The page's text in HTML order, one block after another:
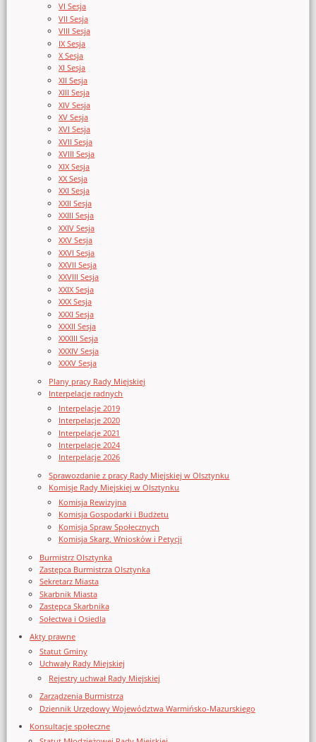
VI Sesja
VII Sesja
VIII Sesja
IX Sesja
X Sesja
XI Sesja
XII Sesja
XIII Sesja
XIV Sesja
XV Sesja
XVI Sesja
XVII Sesja
XVIII Sesja
XIX Sesja
XX Sesja
XXI Sesja
XXII Sesja
XXIII Sesja
XXIV Sesja
XXV Sesja
XXVI Sesja
XXVII Sesja
XXVIII Sesja
XXIX Sesja
XXX Sesja
XXXI Sesja
XXXII Sesja
XXXIII Sesja
XXXIV Sesja
XXXV Sesja
Plany pracy Rady Miejskiej
Interpelacje radnych
Interpelacje 2019
Interpelacje 2020
Interpelacje 2021
Interpelacje 2024
Interpelacje 2026
Sprawozdanie z pracy Rady Miejskiej w Olsztynku
Komisje Rady Miejskiej w Olsztynku
Komisja Rewizyjna
Komisja Gospodarki i Budżetu
Komisja Spraw Społecznych
Komisja Skarg, Wniosków i Petycji
Burmistrz Olsztynka
Zastępca Burmistrza Olsztynka
Sekretarz Miasta
Skarbnik Miasta
Zastępca Skarbnika
Sołectwa i Osiedla
Akty prawne
Statut Gminy
Uchwały Rady Miejskiej
Rejestry uchwał Rady Miejskiej
Zarządzenia Burmistrza
Dziennik Urzędowy Województwa Warmińsko-Mazurskiego
Konsultacje społeczne